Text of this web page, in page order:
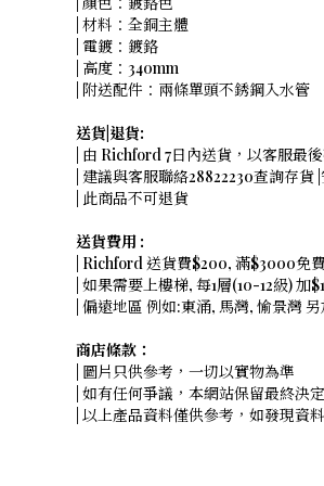
| 材料：全銅主體
| 電鍍：鍍鉻
| 高度：340mm
| 附送配件：兩條單頭不銹鋼入水管
送貨|退貨:
| 由 Richford 7日內送貨，以客服最
| 建議與客服聯絡28822230查詢存貨
| 此商品不可退貨
送貨費用 :
| Richford 送貨費$200, 滿$3000免
| 如果需要上樓梯, 每1層(10-12級) 加
| 偏遠地區 例如:東涌, 馬灣, 愉景灣
商店條款：
| 圖片只供參考，一切以實物為準
| 如有任何爭議，本網站保留最終決
| 以上產品資料僅供參考，如發現資